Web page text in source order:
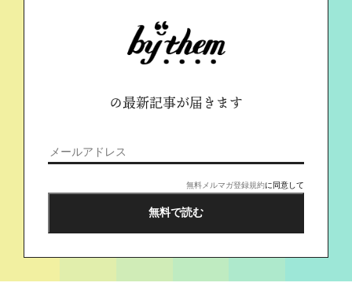
の最新記事が届きます
無料メルマガ登録規約に同意して